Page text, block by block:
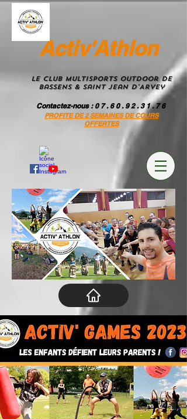
Activ'Athlon
Le Club MultiSportS Outdoor de
Bassens & Saint Jean D'Arvey
Contactez-nous: 0 7 . 6 0 . 9 2 . 3 1 . 7 6
PROFITE DE 2 SEMAINES DE COURS
OFFERTES